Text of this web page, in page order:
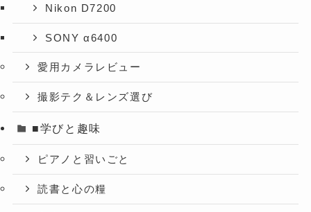
Nikon D7200
SONY α6400
愛用カメラレビュー
撮影テク＆レンズ選び
■学びと趣味
ピアノと習いごと
読書と心の糧